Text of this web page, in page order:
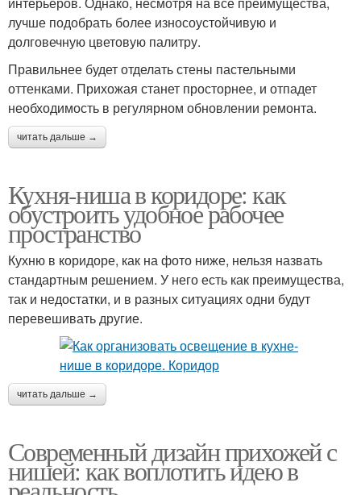
лучше подобрать более износоустойчивую и
долговечную цветовую палитру.
Правильнее будет отделать стены пастельными
оттенками. Прихожая станет просторнее, и отпадет
необходимость в регулярном обновлении ремонта.
читать дальше →
Кухня-ниша в коридоре: как
обустроить удобное рабочее
пространство
Кухню в коридоре, как на фото ниже, нельзя назвать
стандартным решением. У него есть как преимущества,
так и недостатки, и в разных ситуациях одни будут
перевешивать другие.
читать дальше →
Современный дизайн прихожей с
нишей: как воплотить идею в